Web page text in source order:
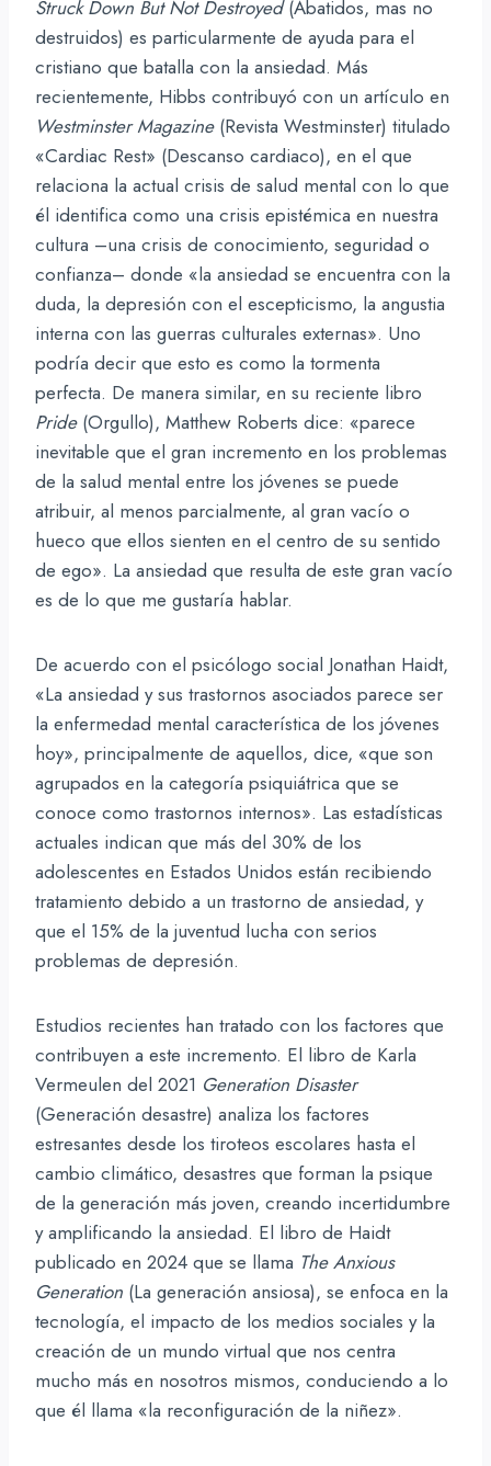
Struck Down But Not Destroyed(Abatidos, mas no
destruidos) es particularmente de ayuda para el
cristiano que batalla con la ansiedad. Más
recientemente, Hibbs contribuyó con un artículo en
Westminster Magazine(Revista Westminster) titulado
«Cardiac Rest» (Descanso cardiaco), en el que
relaciona la actual crisis de salud mental con lo que
él identifica como una crisis epistémica en nuestra
cultura –una crisis de conocimiento, seguridad o
confianza– donde «la ansiedad se encuentra con la
duda, la depresión con el escepticismo, la angustia
interna con las guerras culturales externas». Uno
podría decir que esto es como la tormenta
perfecta. De manera similar, en su reciente libro
Pride (Orgullo), Matthew Roberts dice: «parece
inevitable que el gran incremento en los problemas
de la salud mental entre los jóvenes se puede
atribuir, al menos parcialmente, al gran vacío o
hueco que ellos sienten en el centro de su sentido
de ego». La ansiedad que resulta de este gran vacío
es de lo que me gustaría hablar.
De acuerdo con el psicólogo social Jonathan Haidt,
«La ansiedad y sus trastornos asociados parece ser
la enfermedad mental característica de los jóvenes
hoy», principalmente de aquellos, dice, «que son
agrupados en la categoría psiquiátrica que se
conoce como trastornos internos». Las estadísticas
actuales indican que más del 30% de los
adolescentes en Estados Unidos están recibiendo
tratamiento debido a un trastorno de ansiedad, y
que el 15% de la juventud lucha con serios
problemas de depresión.
Estudios recientes han tratado con los factores que
contribuyen a este incremento. El libro de Karla
Vermeulen del 2021 Generation Disaster
(Generación desastre) analiza los factores
estresantes desde los tiroteos escolares hasta el
cambio climático, desastres que forman la psique
de la generación más joven, creando incertidumbre
y amplificando la ansiedad. El libro de Haidt
publicado en 2024 que se llama The Anxious
Generation (La generación ansiosa), se enfoca en la
tecnología, el impacto de los medios sociales y la
creación de un mundo virtual que nos centra
mucho más en nosotros mismos, conduciendo a lo
que él llama «la reconfiguración de la niñez».